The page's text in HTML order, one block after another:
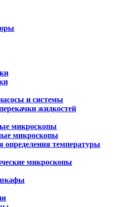
и системы
жидкостей
микроскопы
микроскопы
определения температуры
микроскопы